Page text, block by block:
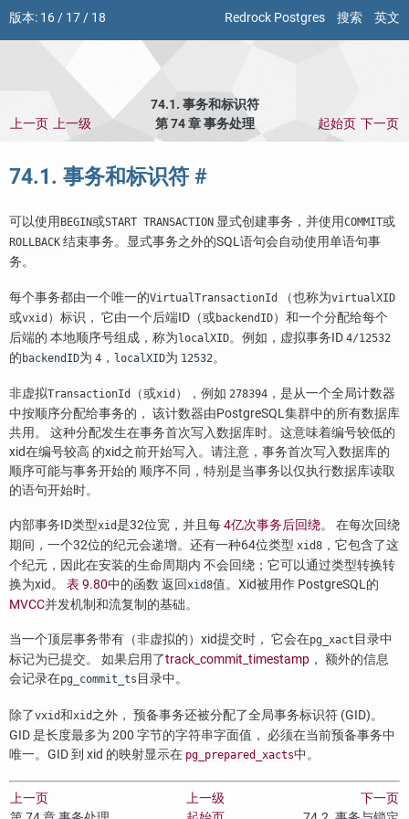
Redrock Postgres 搜索 英文
版本: 16/ 17/ 18
74.1. 事务和标识符
上一页 上一级 第 74 章 事务处理 起始页 下一页
74.1. 事务和标识符 #
可以使用 BEGIN或START TRANSACTION 显式创建事务，并使用COMMIT或
ROLLBACK 结束事务。显式事务之外的SQL语句会自动使用单语句事
务。
每个事务都由一个唯一的VirtualTransactionId （也称为virtualXID
或vxid ）标识， 它由一个后端ID（或backendID）和一个分配给每个
后端的 本地顺序号组成，称为localXID。例如，虚拟事务ID 4/12532
的 backendID为 4 ， localXID为 12532。
非虚拟TransactionId （或xid ），例如 278394 ，是从一个全局计数器
中按顺序分配给事务的， 该计数器由PostgreSQL集群中的所有数据库
共用。 这种分配发生在事务首次写入数据库时。这意味着编号较低的
xid在编号较高 的xid之前开始写入。请注意，事务首次写入数据库的
顺序可能与事务开始的 顺序不同，特别是当事务以仅执行数据库读取
的语句开始时。
内部事务ID类型xid是32位宽，并且每4亿次事务后回绕。 在每次回绕
期间，一个32位的纪元会递增。还有一种64位类型 xid8 ，它包含了这
个纪元，因此在安装的生命周期内 不会回绕；它可以通过类型转换转
换为xid。 表 9.80中的函数 返回xid8值。Xid被用作 PostgreSQL的
MVCC并发机制和流复制的基础。
当一个顶层事务带有（非虚拟的）xid提交时， 它会在pg_xact 目录中
标记为已提交。 如果启用了track_commit_timestamp ， 额外的信息
会记录在pg_commit_ts 目录中。
除了vxid和xid 之外， 预备事务还被分配了全局事务标识符 (GID)。
GID 是长度最多为 200 字节的字符串字面值， 必须在当前预备事务中
唯一。GID 到 xid 的映射显示在 pg_prepared_xacts中。
上一页 上一级
下一页